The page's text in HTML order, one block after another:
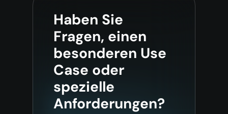
Haben Sie
Fragen, einen
besonderen Use
Case oder
spezielle
Anforderungen?